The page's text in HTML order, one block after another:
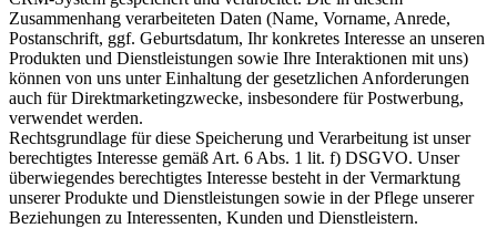
Zusammenhang verarbeiteten Daten (Name, Vorname, Anrede,
Postanschrift, ggf. Geburtsdatum, Ihr konkretes Interesse an unseren
Produkten und Dienstleistungen sowie Ihre Interaktionen mit uns)
können von uns unter Einhaltung der gesetzlichen Anforderungen
auch für Direktmarketingzwecke, insbesondere für Postwerbung,
verwendet werden.
Rechtsgrundlage für diese Speicherung und Verarbeitung ist unser
berechtigtes Interesse gemäß Art. 6 Abs. 1 lit. f) DSGVO. Unser
überwiegendes berechtigtes Interesse besteht in der Vermarktung
unserer Produkte und Dienstleistungen sowie in der Pflege unserer
Beziehungen zu Interessenten, Kunden und Dienstleistern.